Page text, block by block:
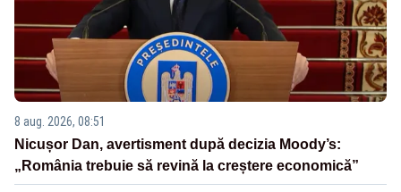
8 aug. 2026, 08:51
Nicușor Dan, avertisment după decizia Moody’s:
„România trebuie să revină la creștere economică”